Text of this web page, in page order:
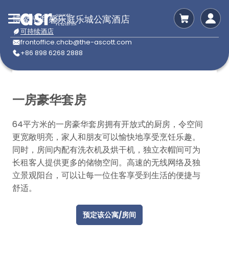
博鳌招商馨乐庭乐城公寓酒店
可持续酒店
frontoffice.chcb@the-ascott.com
+86 898 6268 2888
一房豪华套房
64平方米的一房豪华套房拥有开放式的厨房，令空间
更宽敞明亮，家人和朋友可以愉快地享受烹饪乐趣。
同时，房间内配有洗衣机及烘干机，独立衣帽间可为
长租客人提供更多的储物空间。高速的无线网络及独
立景观阳台，可以让每一位住客享受到生活的便捷与
舒适。
预定该公寓/房间